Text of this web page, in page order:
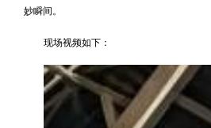
妙瞬间。
现场视频如下：